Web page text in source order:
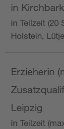
in
in Teilzeit
Holstein,
Erzieherin
Leipzig
in Teilzeit